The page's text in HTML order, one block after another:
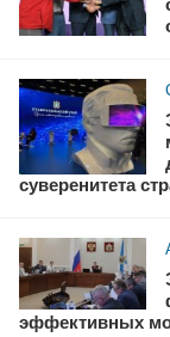
суверенитета
эффективных